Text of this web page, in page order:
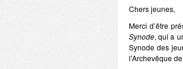
Chers jeunes,
Merci d’être
Synode, qui a
Synode des
l’Archevêque